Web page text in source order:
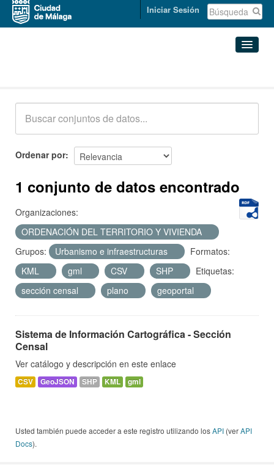
Iniciar Sesión
Acerca de
Ordenar por
1 conjunto de datos encontrado
Organizaciones:
ORDENACIÓN DEL TERRITORIO Y VIVIENDA
Grupos:
Urbanismo e infraestructuras
Formatos:
KML
gml CSV SHP
Etiquetas:
sección censal
plano geoportal
Sistema de Información Cartográfica - Sección
Censal
Ver catálogo y descripción en este enlace
CSV GeoJSON SHP KML gml
Usted también puede acceder a este registro utilizando losAPI (verAPI
Docs).